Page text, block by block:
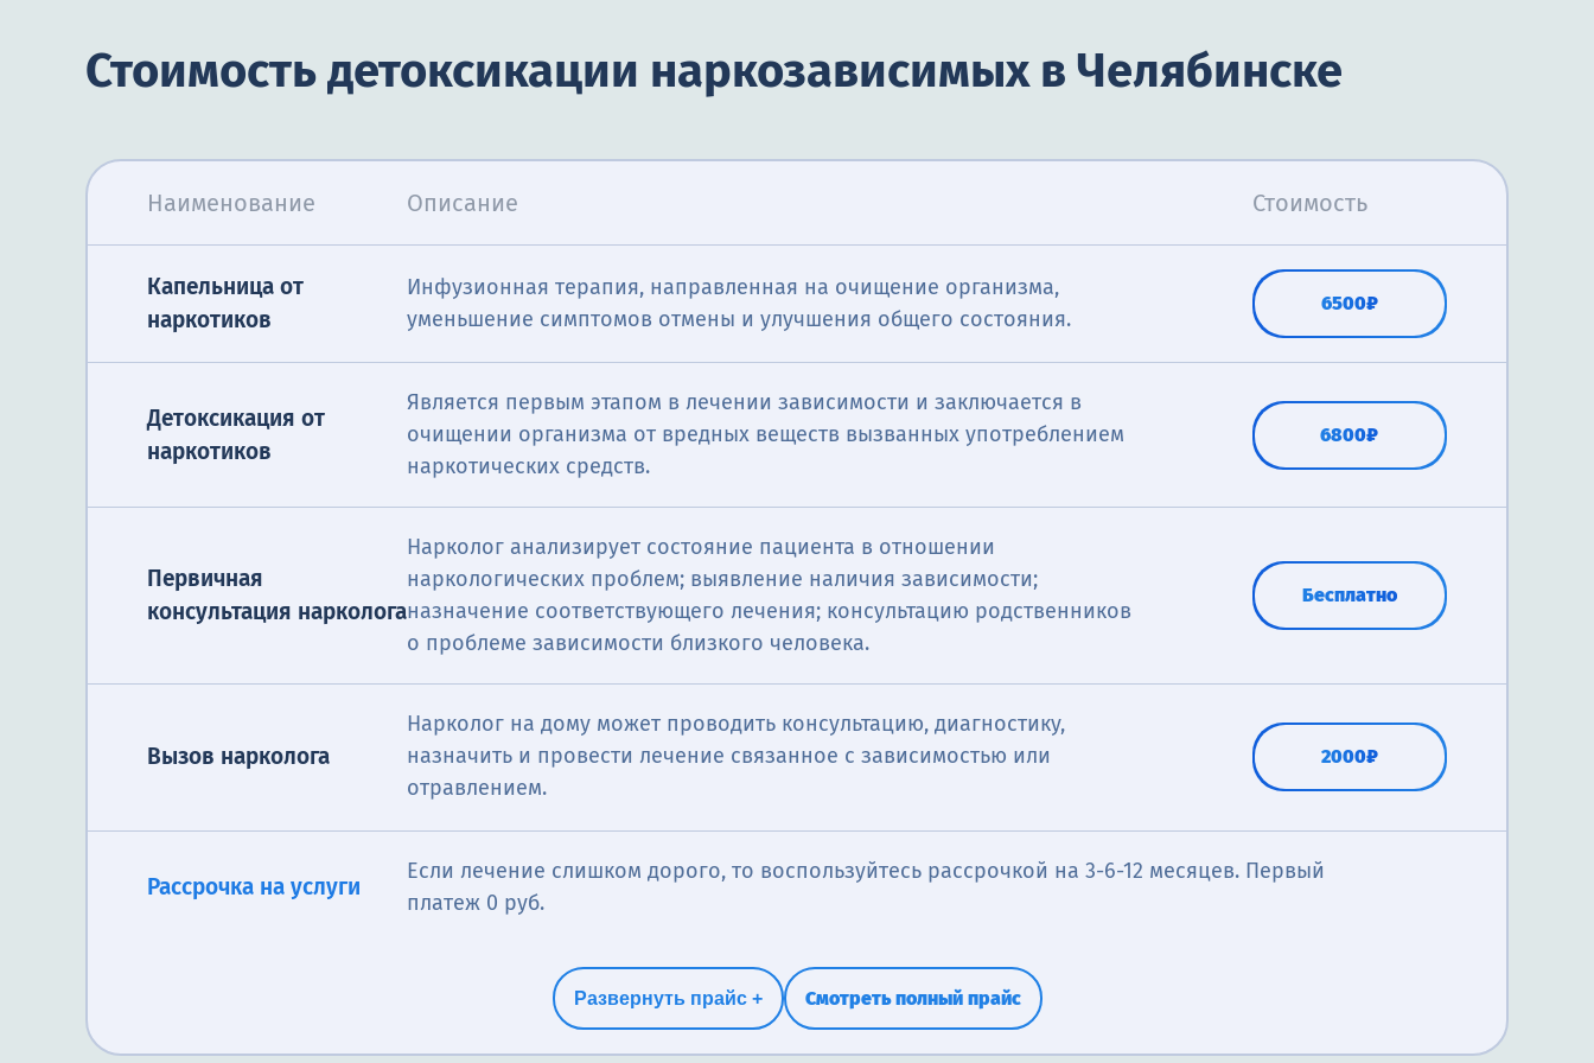
Стоимость детоксикации наркозависимых в Челябинске
Наименование Описание Стоимость
Капельница от
наркотиков
Инфузионная терапия, направленная на очищение организма,
уменьшение симптомов отмены и улучшения общего состояния.
6500₽
Детоксикация от
наркотиков
Является первым этапом в лечении зависимости и заключается в
очищении организма от вредных веществ вызванных употреблением
наркотических средств.
6800₽
Первичная
консультация нарколога
Нарколог анализирует состояние пациента в отношении
наркологических проблем; выявление наличия зависимости;
назначение соответствующего лечения; консультацию родственников
о проблеме зависимости близкого человека.
Бесплатно
Вызов нарколога
Нарколог на дому может проводить консультацию, диагностику,
назначить и провести лечение связанное с зависимостью или
отравлением.
2000₽
Снятие ломки
Это процесс облегчения симптомов синдрома отмены. Она может включать в
программы реабилитации.
4000₽
Нарколог анализирует состояние пациента в отношении наркологических
зависимости близкого человека.
бесплатно
Рассрочка на услуги
Если лечение слишком дорого, то воспользуйтесь рассрочкой на 3-6-12 месяцев. Первый
платеж 0 руб.
Развернуть прайс + Смотреть полный прайс